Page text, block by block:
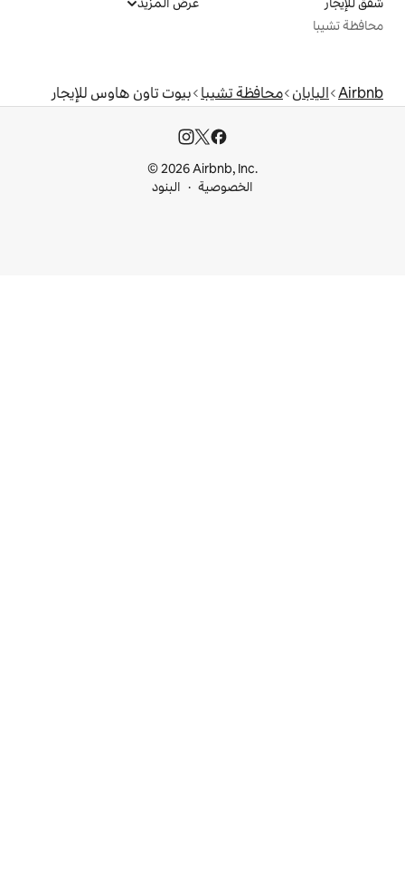
تشيبا بيوت تاون هاوس للإيجار